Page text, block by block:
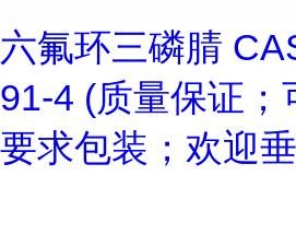
六氟环三磷腈
91-4 (质量保证；
要求包装；欢迎垂